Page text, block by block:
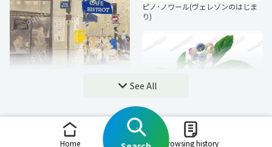
Home Browsing history
ピノ･ノワール(ヴェレゾンのはじま
り)
ガーデンのブルーベリー
See All